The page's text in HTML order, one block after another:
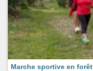
Marche sportive en forêt